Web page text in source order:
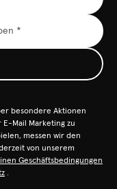
besondere Aktionen
Mail Marketing zu
messen wir den
von unserem
Geschäftsbedingungen
.